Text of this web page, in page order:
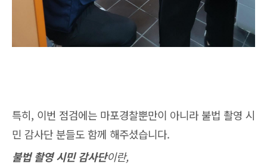
특히, 이번 점검에는 마포경찰뿐만이 아니라 불법 촬영 시
민 감사단 분들도 함께 해주셨습니다.
불법 촬영 시민 감사단이란,